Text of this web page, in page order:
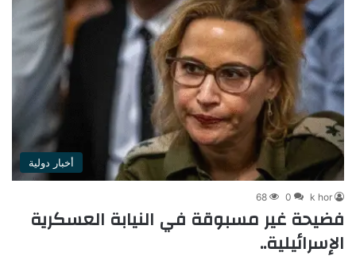
أخبار دولية
k hor
0
68
فضيحة غير مسبوقة في النيابة العسكرية
الإسرائيلية..